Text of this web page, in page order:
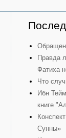
Правда
Фатиха
Что
Ибн
книге
Сунны»